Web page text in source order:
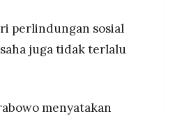
perlindungan sosial
juga tidak terlalu
menyatakan